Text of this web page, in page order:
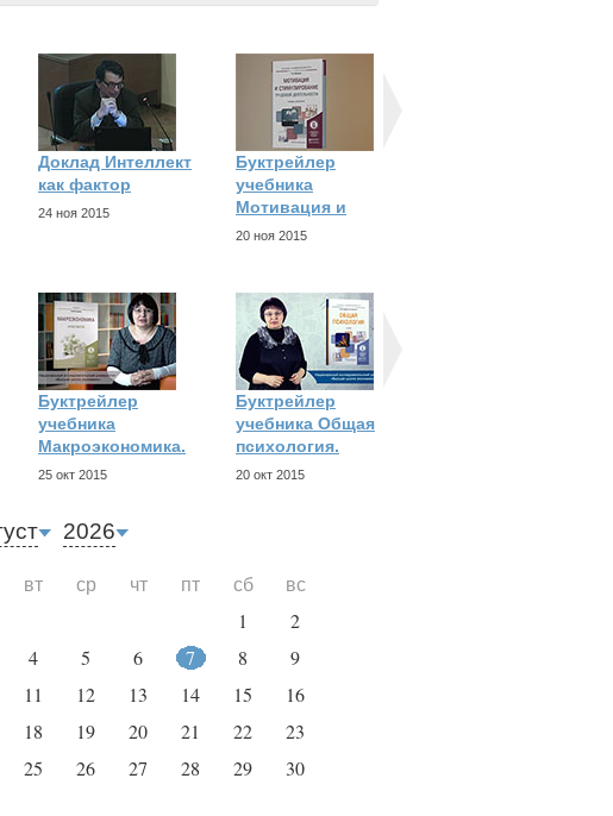
Доклад Интеллект
как фактор
24 ноя 2015
Буктрейлер
учебника
Мотивация и
20 ноя 2015
Буктрейлер
учебника
Макроэкономика.
25 окт 2015
Буктрейлер
учебника Общая
психология.
20 окт 2015
2026
вт ср чт пт сб
вс
1
2
4 5 6 7 8
9
11 12 13 14 15
16
18 19 20 21 22
23
25 26 27 28 29
30